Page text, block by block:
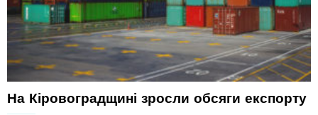
На Кіровоградщині зросли обсяги експорту